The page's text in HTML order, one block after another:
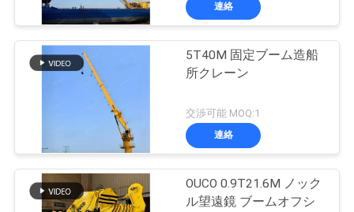
連絡
5T40M 固定ブーム造船
所クレーン
交渉可能 MOQ:1
連絡
OUCO 0.9T21.6M ノック
ル望遠鏡 ブームオフシ